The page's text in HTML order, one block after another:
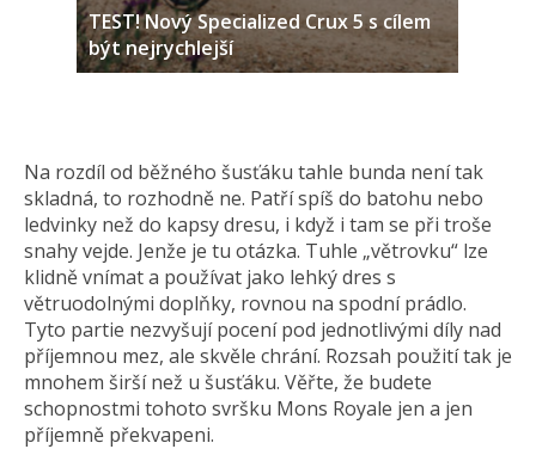
TEST! Nový Specialized Crux 5 s cílem
být nejrychlejší
Na rozdíl od běžného šusťáku tahle bunda není tak
skladná, to rozhodně ne. Patří spíš do batohu nebo
ledvinky než do kapsy dresu, i když i tam se při troše
snahy vejde. Jenže je tu otázka. Tuhle „větrovku“ lze
klidně vnímat a používat jako lehký dres s
větruodolnými doplňky, rovnou na spodní prádlo.
Tyto partie nezvyšují pocení pod jednotlivými díly nad
příjemnou mez, ale skvěle chrání. Rozsah použití tak je
mnohem širší než u šusťáku. Věřte, že budete
schopnostmi tohoto svršku Mons Royale jen a jen
příjemně překvapeni.